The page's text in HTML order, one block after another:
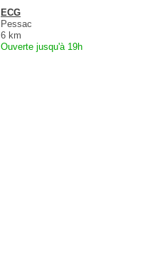
ECG
Pessac
6 km
Ouverte jusqu'à 19h